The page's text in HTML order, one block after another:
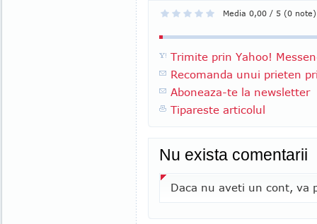
Media 0,00 / 5 (0 note)
Trimite prin Yahoo!
Recomanda unui prieten
Aboneaza-te la newsletter
Tipareste articolul
Nu exista comentarii
Daca nu aveti un cont, va